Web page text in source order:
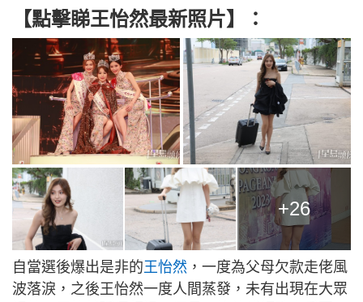
【點擊睇王怡然最新照片】：
+26
自當選後爆出是非的王怡然 ，一度為父母欠款走佬風
波落淚，之後王怡然一度人間蒸發，未有出現在大眾